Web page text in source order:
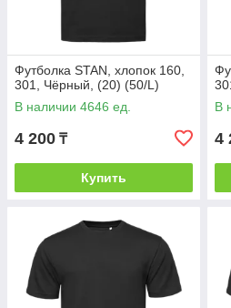
Футболка STAN, хлопок 160,
301, Чёрный, (20) (50/L)
В наличии 4646 ед.
4 200 ₸
Купить
В
4